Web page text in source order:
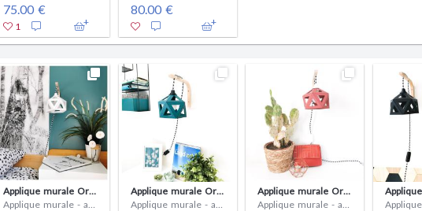
75.00 €
1
80.00 €
Applique murale Origami blanche
Applique murale - ampoule(s)
Applique murale Origami bleu canard
Applique murale - ampoule(s)
Applique murale Origami terracotta
Applique murale - ampoule(s)